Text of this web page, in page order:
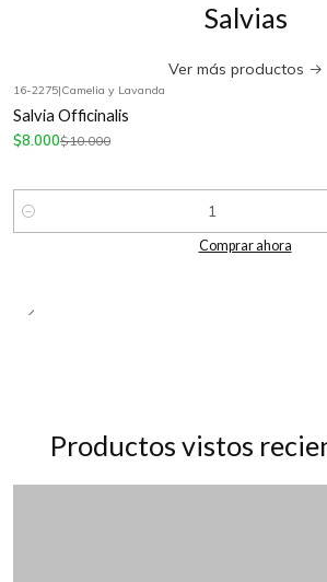
Salvias
Ver más productos
16-2275|Camelia y Lavanda
Salvia Officinalis
$8.000$10.000
Cantidad
Comprar ahora
Productos vistos